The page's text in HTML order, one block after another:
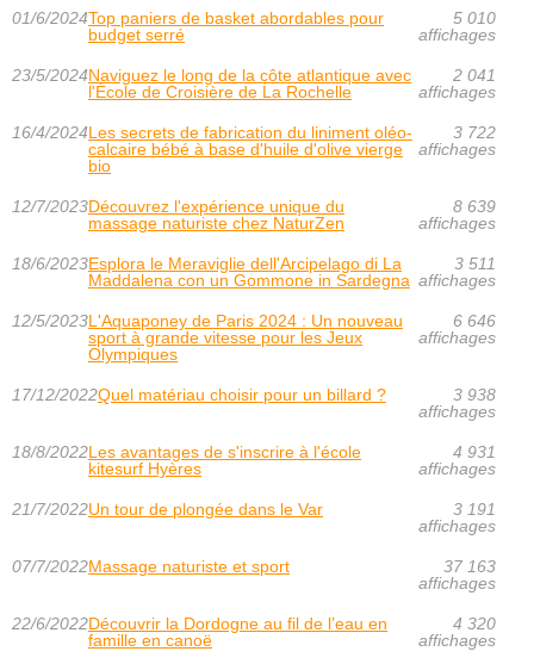
01/6/2024Top paniers de basket abordables pour
budget serré
5 010
affichages
23/5/2024Naviguez le long de la côte atlantique avec
l'École de Croisière de La Rochelle
2 041
affichages
16/4/2024Les secrets de fabrication du liniment oléo-
calcaire bébé à base d'huile d'olive vierge
bio
3 722
affichages
12/7/2023Découvrez l'expérience unique du
massage naturiste chez NaturZen
8 639
affichages
18/6/2023Esplora le Meraviglie dell'Arcipelago di La
Maddalena con un Gommone in Sardegna
3 511
affichages
12/5/2023L'Aquaponey de Paris 2024 : Un nouveau
sport à grande vitesse pour les Jeux
Olympiques
6 646
affichages
17/12/2022Quel matériau choisir pour un billard ?
3 938
affichages
18/8/2022Les avantages de s'inscrire à l'école
kitesurf Hyères
4 931
affichages
21/7/2022Un tour de plongée dans le Var
3 191
affichages
07/7/2022Massage naturiste et sport
37 163
affichages
22/6/2022Découvrir la Dordogne au fil de l’eau en
famille en canoë
4 320
affichages